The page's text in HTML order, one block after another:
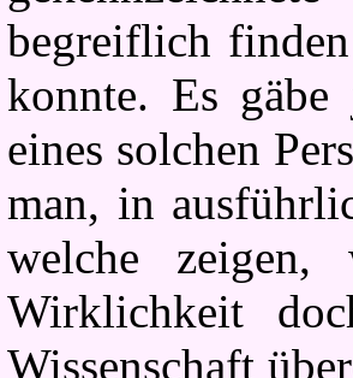
begreiflich
konnte. Es
eines solchen
man, in
welche
Wirklichkeit
Wissenschaft